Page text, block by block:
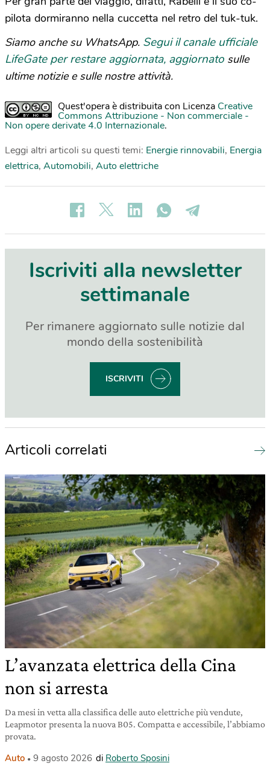
pilota dormiranno nella cuccetta nel retro del tuk-tuk.
Siamo anche su WhatsApp. Segui il canale ufficiale
LifeGate per restare aggiornata, aggiornato sulle
ultime notizie e sulle nostre attività.
Quest'opera è distribuita con Licenza Creative
Commons Attribuzione - Non commerciale -
Non opere derivate 4.0 Internazionale.
Leggi altri articoli su questi temi: Energie rinnovabili, Energia
elettrica, Automobili, Auto elettriche
Iscriviti alla newsletter
settimanale
Per rimanere aggiornato sulle notizie dal
mondo della sostenibilità
ISCRIVITI
Articoli correlati
L’avanzata elettrica della Cina
non si arresta
Da mesi in vetta alla classifica delle auto elettriche più vendute,
Leapmotor presenta la nuova B05. Compatta e accessibile, l’abbiamo
provata.
Auto 9 agosto 2026 di Roberto Sposini